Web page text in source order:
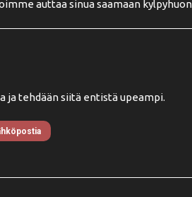
auttaa sinua saamaan
ja tehdään siitä entistä upeampi.